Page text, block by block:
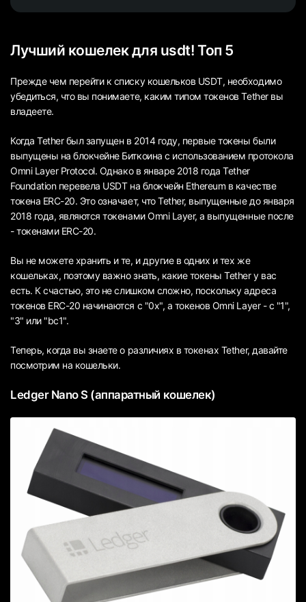
Лучший кошелек для usdt! Топ 5
Прежде чем перейти к списку кошельков USDT, необходимо
убедиться, что вы понимаете, каким типом токенов Tether вы
владеете.
Когда Tether был запущен в 2014 году, первые токены были
выпущены на блокчейне Биткоина с использованием протокола
Omni Layer Protocol. Однако в январе 2018 года Tether
Foundation перевела USDT на блокчейн Ethereum в качестве
токена ERC-20. Это означает, что Tether, выпущенные до января
2018 года, являются токенами Omni Layer, а выпущенные после
- токенами ERC-20.
Вы не можете хранить и те, и другие в одних и тех же
кошельках, поэтому важно знать, какие токены Tether у вас
есть. К счастью, это не слишком сложно, поскольку адреса
токенов ERC-20 начинаются с "0x", а токенов Omni Layer - с "1",
"3" или "bc1".
Теперь, когда вы знаете о различиях в токенах Tether, давайте
посмотрим на кошельки.
Ledger Nano S (аппаратный кошелек)